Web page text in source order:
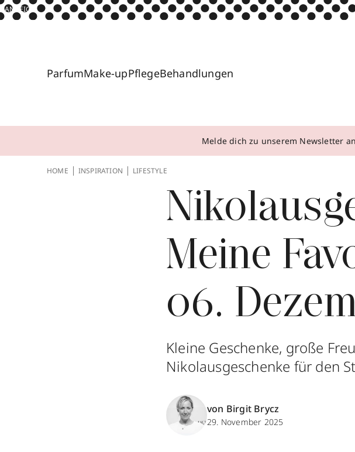
ANZEIGE
ParfumMake-upPflegeBehandlungen
Melde dich zu unserem Newsletter
HOME INSPIRATION LIFESTYLE
Meine
06.
Kleine Geschenke, große
Nikolausgeschenke für den
von Birgit Brycz
29. November 2025